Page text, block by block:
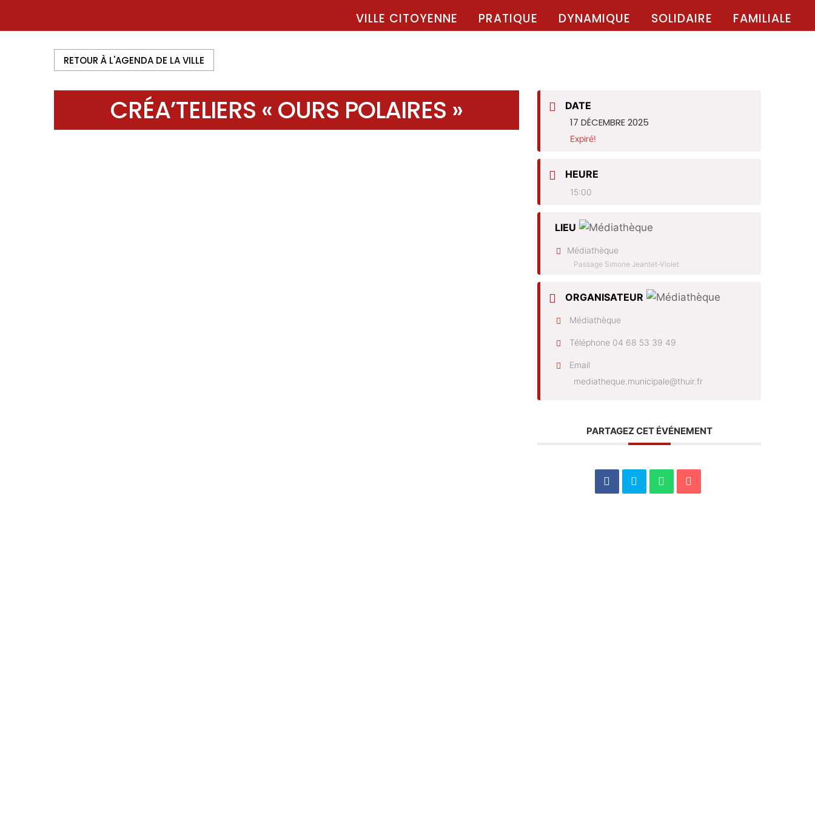
VILLE CITOYENNE PRATIQUE DYNAMIQUE SOLIDAIRE FAMILIALE
RETOUR À L'AGENDA DE LA VILLE
CRÉA’TELIERS « OURS POLAIRES » DATE
17 DÉCEMBRE 2025
Expiré!
HEURE
15:00
LIEU
Médiathèque
Passage Simone Jeantet-Violet
ORGANISATEUR
Médiathèque
Téléphone 04 68 53 39 49
Email
mediatheque.municipale@thuir.fr
PARTAGEZ CET ÉVÉNEMENT